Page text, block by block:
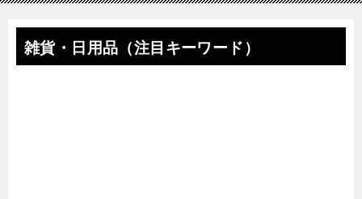
雑貨・日用品（注目キーワード）